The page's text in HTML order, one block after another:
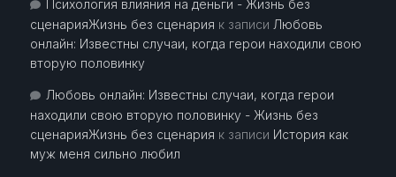
Психология влияния на деньги - Жизнь без
сценарияЖизнь без сценария к записи Любовь
онлайн: Известны случаи, когда герои находили свою
вторую половинку
Любовь онлайн: Известны случаи, когда герои
находили свою вторую половинку - Жизнь без
сценарияЖизнь без сценария к записи История как
муж меня сильно любил